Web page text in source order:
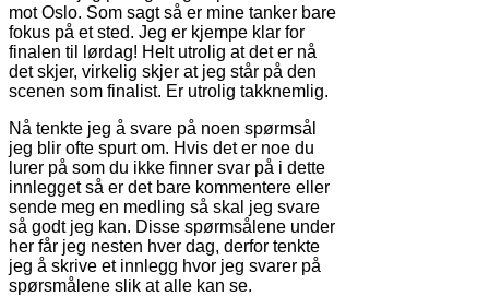
mot Oslo. Som sagt så er mine tanker bare
fokus på et sted. Jeg er kjempe klar for
finalen til lørdag! Helt utrolig at det er nå
det skjer, virkelig skjer at jeg står på den
scenen som finalist. Er utrolig takknemlig.
Nå tenkte jeg å svare på noen spørmsål
jeg blir ofte spurt om. Hvis det er noe du
lurer på som du ikke finner svar på i dette
innlegget så er det bare kommentere eller
sende meg en medling så skal jeg svare
så godt jeg kan. Disse spørmsålene under
her får jeg nesten hver dag, derfor tenkte
jeg å skrive et innlegg hvor jeg svarer på
spørsmålene slik at alle kan se.